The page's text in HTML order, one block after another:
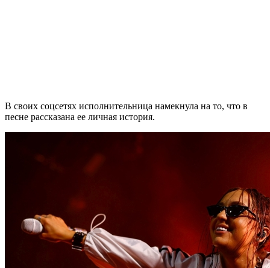
В своих соцсетях исполнительница намекнула на то, что в
песне рассказана ее личная история.